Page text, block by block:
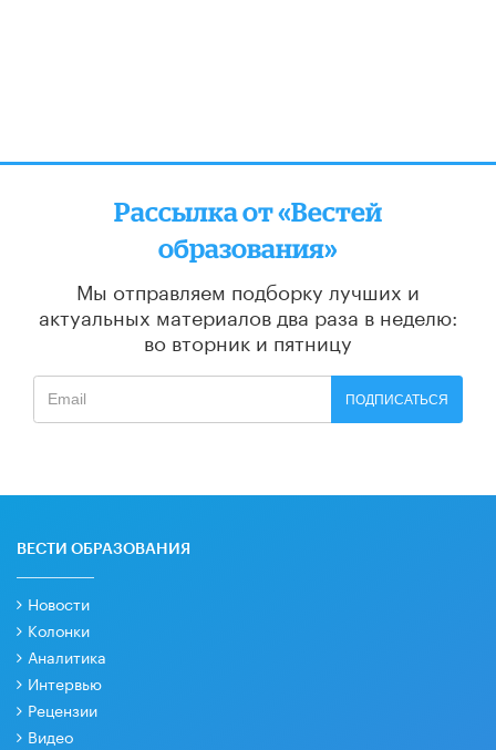
Рассылка от «Вестей
образования»
Мы отправляем подборку лучших и
актуальных материалов два раза в неделю:
во вторник и пятницу
ПОДПИСАТЬСЯ
ВЕСТИ ОБРАЗОВАНИЯ
Новости
Колонки
Аналитика
Интервью
Рецензии
Видео